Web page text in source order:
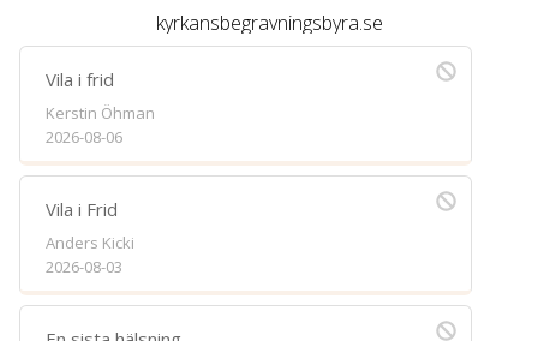
kyrkansbegravningsbyra.se
Vila i frid
Kerstin Öhman
2026-08-06
Vila i Frid
Anders Kicki
2026-08-03